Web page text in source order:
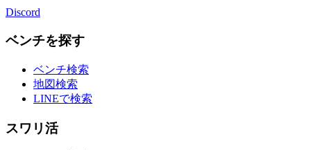
Discord
ベンチを探す
ベンチ検索
地図検索
LINEで検索
スワリ活